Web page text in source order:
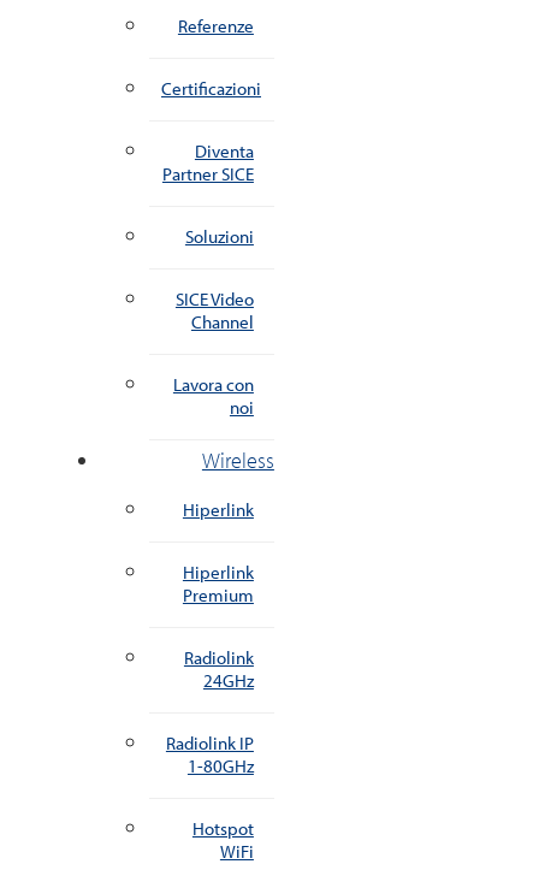
Referenze
Certificazioni
Diventa
Partner SICE
Soluzioni
SICE Video
Channel
Lavora con
noi
Wireless
Hiperlink
Hiperlink
Premium
Radiolink
24GHz
Radiolink IP
1-80GHz
Hotspot
WiFi